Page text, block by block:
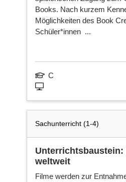
Books. Nach kurzem
Möglichkeiten des Book
Schüler*innen ...
C
Sachunterricht (1-4)
Unterrichtsbaustein:
weltweit
Filme werden zur